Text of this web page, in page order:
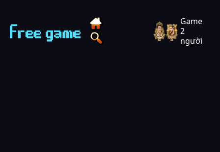
Techvui Play - Chơi game miễn phí
Tìm game
Game
2
người